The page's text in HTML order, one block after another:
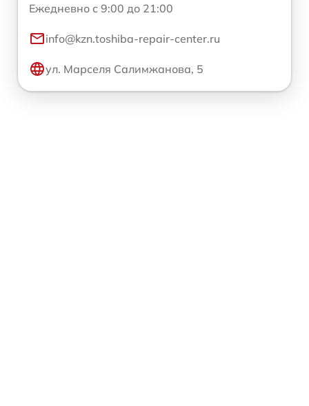
Ежедневно с 9:00 до 21:00
info@kzn.toshiba-repair-center.ru
ул. Марселя Салимжанова, 5